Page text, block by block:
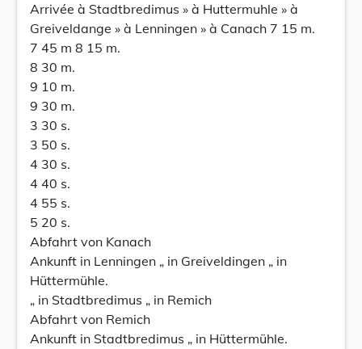
Arrivée à Stadtbredimus » à Huttermuhle » à
Greiveldange » à Lenningen » à Canach 7 15 m.
7 45 m 8 15 m.
8 30 m.
9 10 m.
9 30 m.
3 30 s.
3 50 s.
4 30 s.
4 40 s.
4 55 s.
5 20 s.
Abfahrt von Kanach
Ankunft in Lenningen „ in Greiveldingen „ in
Hüttermühle.
„ in Stadtbredimus „ in Remich
Abfahrt von Remich
Ankunft in Stadtbredimus „ in Hüttermühle.